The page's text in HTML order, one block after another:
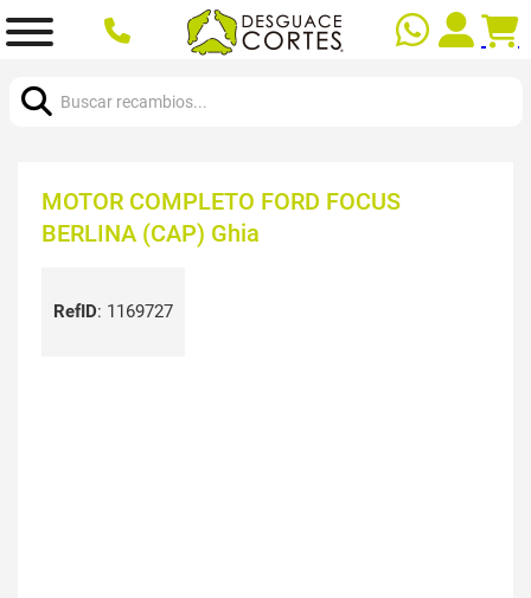
MOTOR COMPLETO FORD FOCUS
BERLINA (CAP) Ghia
RefID: 1169727